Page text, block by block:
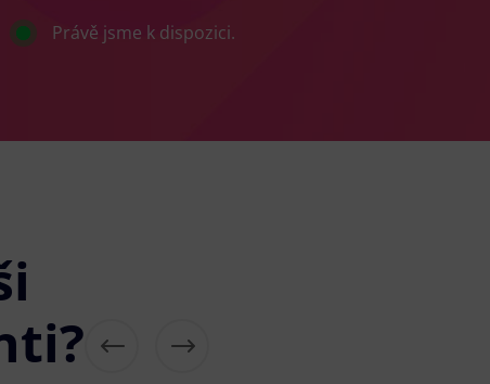
Právě jsme k dispozici.